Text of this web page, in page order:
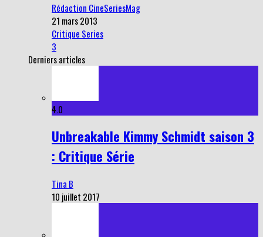
Rédaction CineSeriesMag
21 mars 2013
Critique Series
3
Derniers articles
4.0
Unbreakable Kimmy Schmidt saison 3
: Critique Série
Tina B
10 juillet 2017